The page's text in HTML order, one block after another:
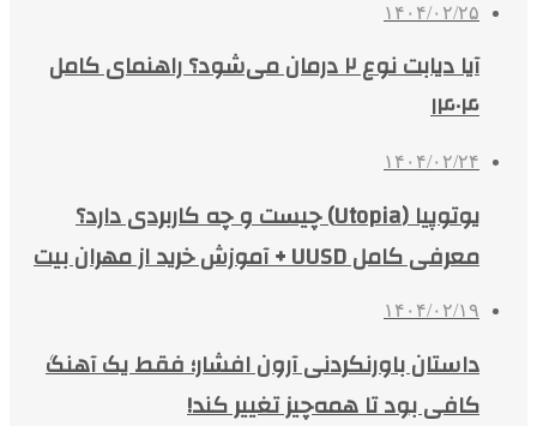
۱۴۰۴/۰۲/۲۵
آیا دیابت نوع ۲ درمان می‌شود؟ راهنمای کامل
۱۴۰۴
۱۴۰۴/۰۲/۲۴
یوتوپیا (Utopia) چیست و چه کاربردی دارد؟
معرفی کامل UUSD + آموزش خرید از مهران بیت
۱۴۰۴/۰۲/۱۹
داستان باورنکردنی آرون افشار؛ فقط یک آهنگ
کافی بود تا همه‌چیز تغییر کند!